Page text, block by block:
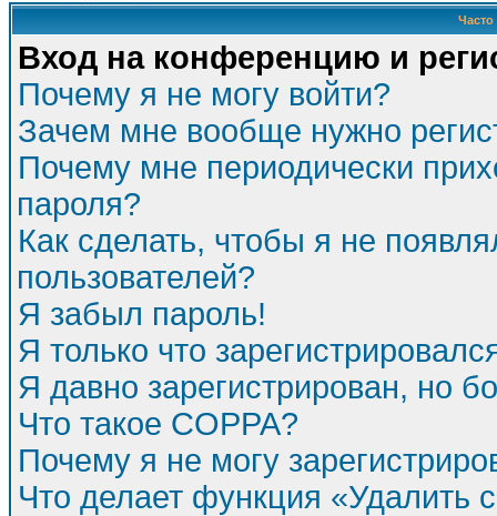
Вход на конференцию и
Почему я не могу войти?
Зачем мне вообще нужно
Почему мне периодически
пароля?
Как сделать, чтобы я не
пользователей?
Я забыл пароль!
Я только что
Я давно зарегистрирован, но
Что такое COPPA?
Почему я не могу
Что делает функция «Удалить